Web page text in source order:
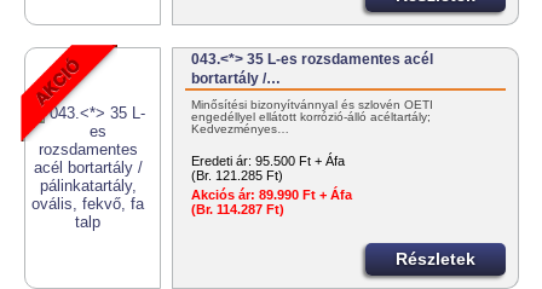
043.<*> 35 L-es rozsdamentes acél
bortartály /…
Minősítési bizonyítvánnyal és szlovén OÉTI
engedéllyel ellátott korrózió-álló acéltartály;
Kedvezményes…
Eredeti ár: 95.500 Ft + Áfa
(Br. 121.285 Ft)
Akciós ár: 89.990 Ft + Áfa
(Br. 114.287 Ft)
Részletek